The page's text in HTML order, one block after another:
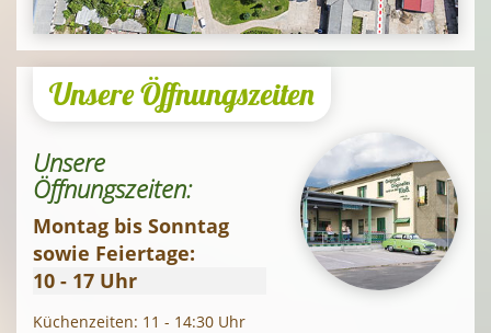
Unsere Öffnungszeiten
Unsere
Öffnungszeiten:
Montag bis Sonntag
sowie Feiertage:
10 - 17 Uhr
Küchenzeiten: 11 - 14:30 Uhr